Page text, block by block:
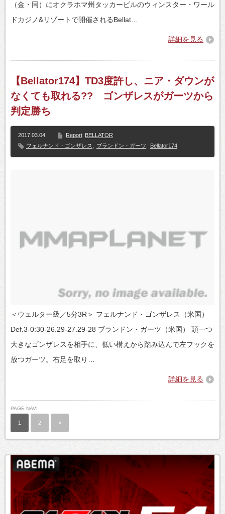
（金・同）にオクラホマ州タッカービルのウィンスター・ワール
ドカジノ&リゾートで開催されるBellat…
詳細を見る
【Bellator174】TD3度許し、ニア・ダウンが
なくても取れる?? ゴンザレスがガーツから
判定勝ち
2017.03.04 Report BELLATOR
フェルナンド・ゴンザレス, ブランドン・ガーツ, Bellator174
＜ウェルター級／5分3R＞ フェルナンド・ゴンザレス（米国）
Def.3-0:30-26.29-27.29-28 ブランドン・ガーツ（米国） 頭一つ
大きなゴンザレスを相手に、低い構えから踏み込んで左フックを
放つガーツ。右足を取り…
詳細を見る
PAGE NAVI
1 2 »